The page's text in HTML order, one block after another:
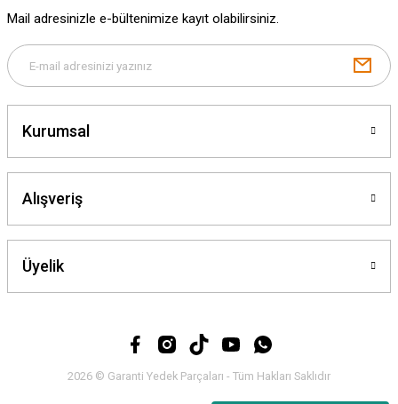
Gönder
Mail adresinizle e-bültenimize kayıt olabilirsiniz.
Kurumsal
Alışveriş
Üyelik
2026 © Garanti Yedek Parçaları - Tüm Hakları Saklıdır